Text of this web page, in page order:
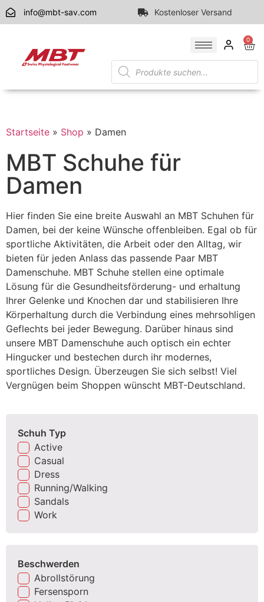
info@mbt-sav.com Kostenloser Versand
0
Startseite » Shop » Damen
MBT Schuhe für
Damen
Hier finden Sie eine breite Auswahl an MBT Schuhen für
Damen, bei der keine Wünsche offenbleiben. Egal ob für
sportliche Aktivitäten, die Arbeit oder den Alltag, wir
bieten für jeden Anlass das passende Paar MBT
Damenschuhe. MBT Schuhe stellen eine optimale
Lösung für die Gesundheitsförderung- und erhaltung
Ihrer Gelenke und Knochen dar und stabilisieren Ihre
Körperhaltung durch die Verbindung eines mehrsohligen
Geflechts bei jeder Bewegung. Darüber hinaus sind
unsere MBT Damenschuhe auch optisch ein echter
Hingucker und bestechen durch ihr modernes,
sportliches Design. Überzeugen Sie sich selbst! Viel
Vergnügen beim Shoppen wünscht MBT-Deutschland.
Schuh Typ
Active
Casual
Dress
Running/Walking
Sandals
Work
Beschwerden
Abrollstörung
Fersensporn